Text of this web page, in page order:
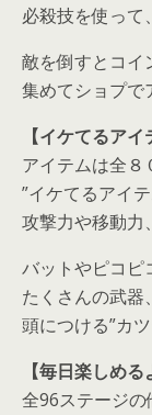
必殺技を使って
敵を倒すとコイ
集めてショプで
【イケてるアイ
アイテムは全８
”イケてるアイ
攻撃力や移動力
バットやピコピ
たくさんの武器
頭につける”カツ
【毎日楽しめる
全96ステージの